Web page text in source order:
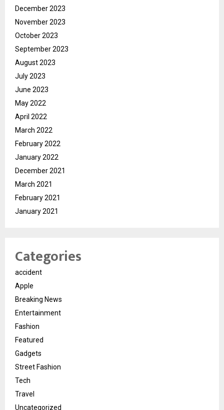
December 2023
November 2023
October 2023
September 2023
August 2023
July 2023
June 2023
May 2022
April 2022
March 2022
February 2022
January 2022
December 2021
March 2021
February 2021
January 2021
Categories
accident
Apple
Breaking News
Entertainment
Fashion
Featured
Gadgets
Street Fashion
Tech
Travel
Uncategorized